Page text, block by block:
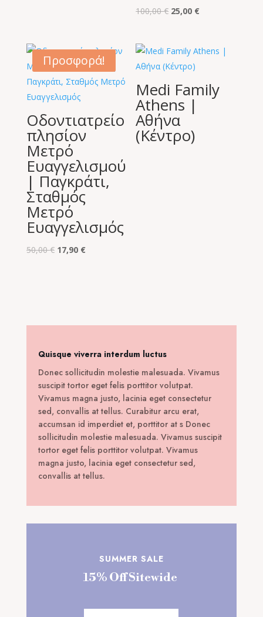
100,00€ Original
100,00 €.
25,00 €
είναι:
Προσφορά!
Οδοντιατρείο
πλησίον
Μετρό
Ευαγγελισμού
| Παγκράτι,
Σταθμός
Μετρό
Ευαγγελισμός
50,00€ Original
17,90 €Η
Medi Family
Athens |
Αθήνα
(Κέντρο)
Quisque viverra interdum luctus
Donec sollicitudin molestie malesuada. Vivamus
suscipit tortor eget felis porttitor volutpat.
Vivamus magna justo, lacinia eget consectetur
sed, convallis at tellus. Curabitur arcu erat,
accumsan id imperdiet et, porttitor at s Donec
sollicitudin molestie malesuada. Vivamus suscipit
tortor eget felis porttitor volutpat. Vivamus
magna justo, lacinia eget consectetur sed,
convallis at tellus.
SUMMER SALE
15% Off Sitewide